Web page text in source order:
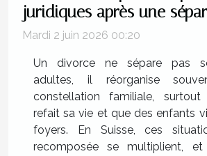
juridiques après une
Mardi 2 juin 2026 00:20
Un divorce ne sépare pas
adultes, il réorganise
constellation familiale,
refait sa vie et que des enfants
foyers. En Suisse, ces
recomposée se multiplient,